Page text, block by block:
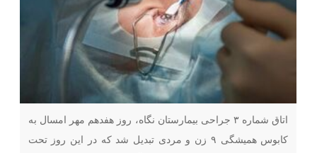
اتاق شماره ۳ جراحی بیمارستان نگاه، روز هفدهم مهر امسال به
کابوس همیشگی ۹ زن و مردی تبدیل شد که در این روز تحت